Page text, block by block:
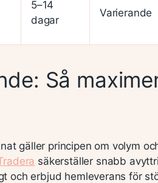
5–14
dagar
Varierande
Så
gäller principen om volym
säkerställer snabb
och erbjud hemleverans för